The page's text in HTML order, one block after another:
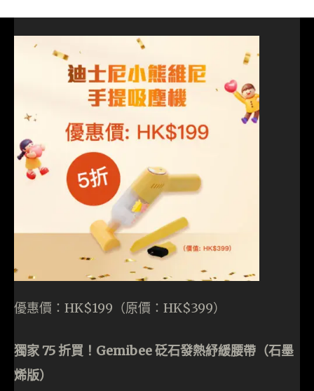
優惠價：HK$199（原價：HK$399）
獨家 75 折買！Gemibee 砭石發熱紓緩腰帶（石墨
烯版）